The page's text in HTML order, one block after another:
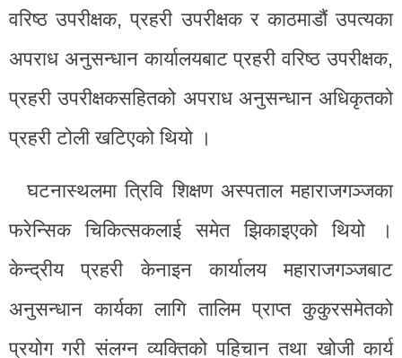
वरिष्ठ उपरीक्षक, प्रहरी उपरीक्षक र काठमाडौं उपत्यका
अपराध अनुसन्धान कार्यालयबाट प्रहरी वरिष्ठ उपरीक्षक,
प्रहरी उपरीक्षकसहितको अपराध अनुसन्धान अधिकृतको
प्रहरी टोली खटिएको थियो ।
घटनास्थलमा त्रिवि शिक्षण अस्पताल महाराजगञ्जका
फरेन्सिक चिकित्सकलाई समेत झिकाइएको थियो ।
केन्द्रीय प्रहरी केनाइन कार्यालय महाराजगञ्जबाट
अनुसन्धान कार्यका लागि तालिम प्राप्त कुकुरसमेतको
प्रयोग गरी संलग्न व्यक्तिको पहिचान तथा खोजी कार्य